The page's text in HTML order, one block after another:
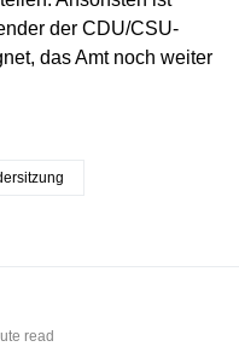
der CDU/CSU-
das Amt noch weiter
read